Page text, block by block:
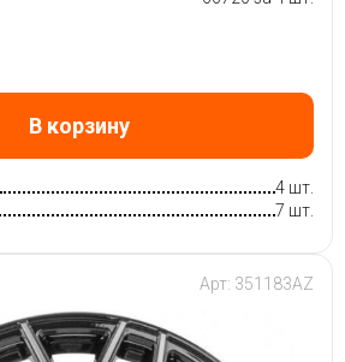
В корзину
4 шт.
7 шт.
Арт: 351183AZ